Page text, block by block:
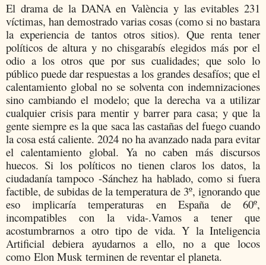
El drama de la DANA en València y las evitables 231
víctimas, han demostrado varias cosas (como si no bastara
la experiencia de tantos otros sitios). Que renta tener
políticos de altura y no chisgarabís elegidos más por el
odio a los otros que por sus cualidades; que solo lo
público puede dar respuestas a los grandes desafíos; que el
calentamiento global no se solventa con indemnizaciones
sino cambiando el modelo; que la derecha va a utilizar
cualquier crisis para mentir y barrer para casa; y que la
gente siempre es la que saca las castañas del fuego cuando
la cosa está caliente. 2024 no ha avanzado nada para evitar
el calentamiento global. Ya no caben más discursos
huecos. Si los políticos no tienen claros los datos, la
ciudadanía tampoco -Sánchez ha hablado, como si fuera
factible, de subidas de la temperatura de 3º, ignorando que
eso implicaría temperaturas en España de 60º,
incompatibles con la vida-.Vamos a tener que
acostumbrarnos a otro tipo de vida. Y la Inteligencia
Artificial debiera ayudarnos a ello, no a que locos
como Elon Musk terminen de reventar el planeta.